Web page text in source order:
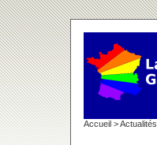
Accueil >Actualités